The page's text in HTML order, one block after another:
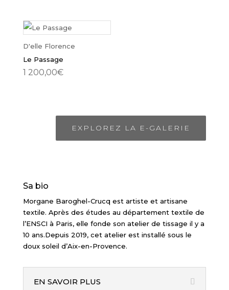
D'elle Florence
Le Passage
1 200,00€
EXPLOREZ LA E-GALERIE
Sa bio
Morgane Baroghel-Crucq est artiste et artisane
textile. Après des études au département textile de
l’ENSCI à Paris, elle fonde son atelier de tissage il y a
10 ans.Depuis 2019, cet atelier est installé sous le
doux soleil d’Aix-en-Provence.
EN SAVOIR PLUS